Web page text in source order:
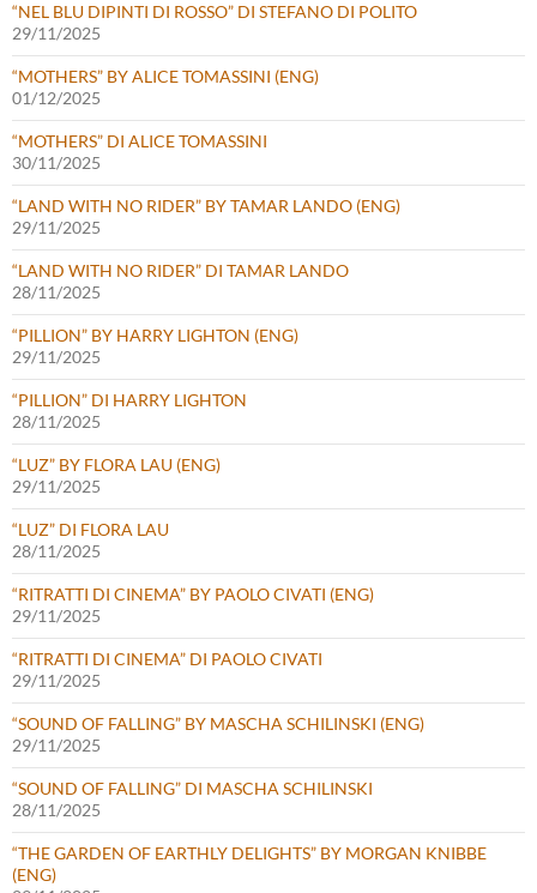
“NEL BLU DIPINTI DI ROSSO” DI STEFANO DI POLITO
29/11/2025
“MOTHERS” BY ALICE TOMASSINI (ENG)
01/12/2025
“MOTHERS” DI ALICE TOMASSINI
30/11/2025
“LAND WITH NO RIDER” BY TAMAR LANDO (ENG)
29/11/2025
“LAND WITH NO RIDER” DI TAMAR LANDO
28/11/2025
“PILLION” BY HARRY LIGHTON (ENG)
29/11/2025
“PILLION” DI HARRY LIGHTON
28/11/2025
“LUZ” BY FLORA LAU (ENG)
29/11/2025
“LUZ” DI FLORA LAU
28/11/2025
“RITRATTI DI CINEMA” BY PAOLO CIVATI (ENG)
29/11/2025
“RITRATTI DI CINEMA” DI PAOLO CIVATI
29/11/2025
“SOUND OF FALLING” BY MASCHA SCHILINSKI (ENG)
29/11/2025
“SOUND OF FALLING” DI MASCHA SCHILINSKI
28/11/2025
“THE GARDEN OF EARTHLY DELIGHTS” BY MORGAN KNIBBE
(ENG)